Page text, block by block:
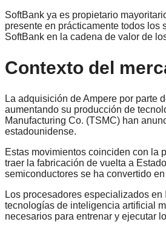
SoftBank ya es propietario
presente en prácticamente todos los
SoftBank en la cadena de valor de
Contexto del
La adquisición de Ampere por parte
aumentando su producción de
Manufacturing Co. (TSMC) han
estadounidense.
Estas movimientos coinciden con la
traer la fabricación de vuelta a
semiconductores se ha convertido
Los procesadores especializados
tecnologías de inteligencia artificial
necesarios para entrenar y ejecutar